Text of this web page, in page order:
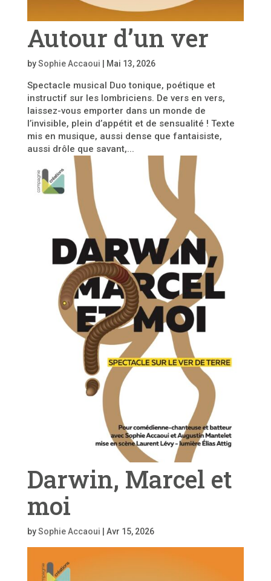
Autour d’un ver
bySophie Accaoui Mai 13, 2026
Spectacle musical Duo tonique, poétique et
instructif sur les lombriciens. De vers en vers,
laissez-vous emporter dans un monde de
l’invisible, plein d’appétit et de sensualité ! Texte
mis en musique, aussi dense que fantaisiste,
aussi drôle que savant,...
Darwin, Marcel et
moi
bySophie Accaoui Avr 15, 2026